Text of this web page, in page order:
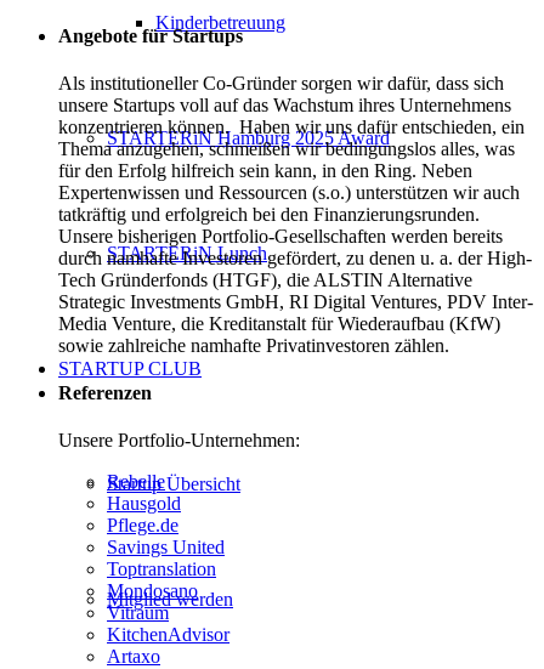
Kinderbetreuung
STARTERiN Hamburg 2025 Award
STARTERiN Lunch
STARTUP CLUB
Startup Übersicht
Mitglied werden
Angebote für Startups
Als institutioneller Co-Gründer sorgen wir dafür, dass sich
unsere Startups voll auf das Wachstum ihres Unternehmens
konzentrieren können. Haben wir uns dafür entschieden, ein
Thema anzugehen, schmeißen wir bedingungslos alles, was
für den Erfolg hilfreich sein kann, in den Ring. Neben
Expertenwissen und Ressourcen (s.o.) unterstützen wir auch
tatkräftig und erfolgreich bei den Finanzierungsrunden.
Unsere bisherigen Portfolio-Gesellschaften werden bereits
durch namhafte Investoren gefördert, zu denen u. a. der High-
Tech Gründerfonds (HTGF), die ALSTIN Alternative
Strategic Investments GmbH, RI Digital Ventures, PDV Inter-
Media Venture, die Kreditanstalt für Wiederaufbau (KfW)
sowie zahlreiche namhafte Privatinvestoren zählen.
Referenzen
Unsere Portfolio-Unternehmen:
Rebelle
Hausgold
Pflege.de
Savings United
Toptranslation
Mondosano
Vitraum
KitchenAdvisor
Artaxo